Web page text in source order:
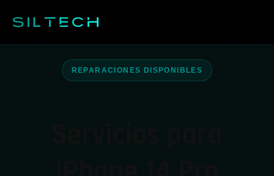
iPhone 14 Pro
REPARACIONES DISPONIBLES